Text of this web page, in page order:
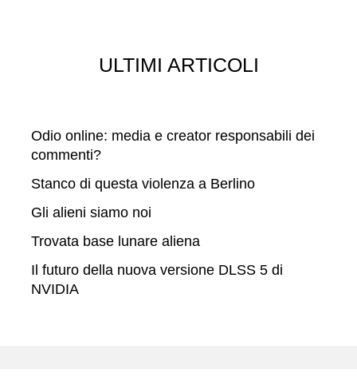
ULTIMI ARTICOLI
Odio online: media e creator responsabili dei
commenti?
Stanco di questa violenza a Berlino
Gli alieni siamo noi
Trovata base lunare aliena
Il futuro della nuova versione DLSS 5 di
NVIDIA